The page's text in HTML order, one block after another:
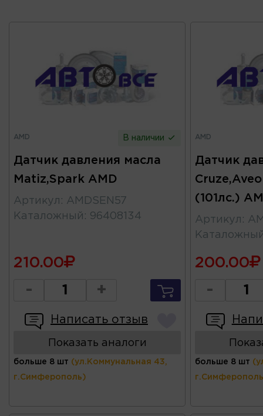
AMD В наличии
Датчик давления масла
Matiz,Spark AMD
Артикул : AMDSEN57
Каталожный : 96408134
210.00
- +
Написать отзыв
Показать аналоги
больше 8 шт (ул.Коммунальная 43,
г.Симферополь)
AMD
Датчик
(101лс.)
Артикул :
200.00
-
больше 8 шт